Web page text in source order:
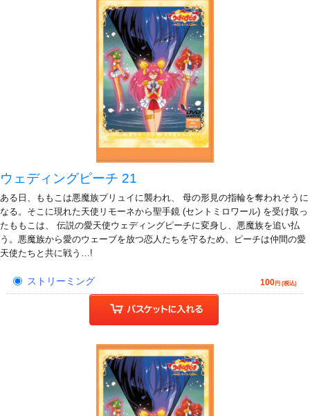
ウェディングピーチ 21
ある日、ももこは悪魔族プリュイに襲われ、 母の形見の指輪を奪われそうに
なる。そこに現れた天使リモーネから聖手鏡 (セントミロワール) を受け取っ
たももこは、 伝説の愛天使ウェディングピーチに変身し、悪魔族を追い払
う。悪魔族から愛のウェーブを放つ恋人たちを守るため、ピーチは仲間の愛
天使たちと共に戦う…!
ストリーミング 100円 (税込)